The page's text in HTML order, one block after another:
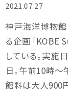
2021.07.27
神戸海洋博物館
る企画「KOBE
している。実施
日。午前10時～
館料は大人900